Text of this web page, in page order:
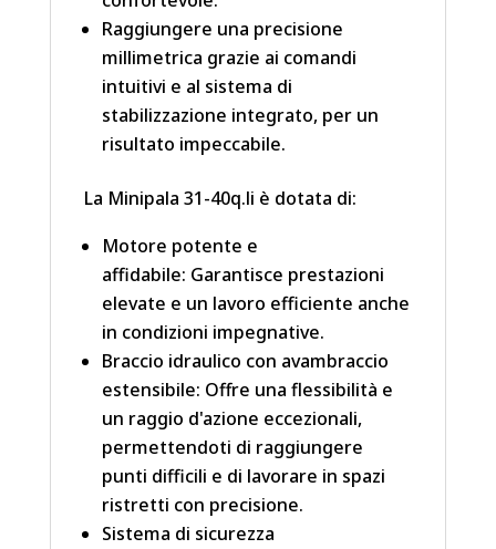
Raggiungere una precisione
millimetrica grazie ai comandi
intuitivi e al sistema di
stabilizzazione integrato, per un
risultato impeccabile.
La Minipala 31-40q.li è dotata di:
Motore potente e
affidabile: Garantisce prestazioni
elevate e un lavoro efficiente anche
in condizioni impegnative.
Braccio idraulico con avambraccio
estensibile: Offre una flessibilità e
un raggio d'azione eccezionali,
permettendoti di raggiungere
punti difficili e di lavorare in spazi
ristretti con precisione.
Sistema di sicurezza